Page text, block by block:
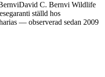
David C. Bernvi Wildlife
ställd hos
— observerad sedan 2009